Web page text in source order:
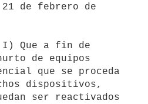
21 de febrero de
de equipos
que se proceda
dispositivos,
ser reactivados